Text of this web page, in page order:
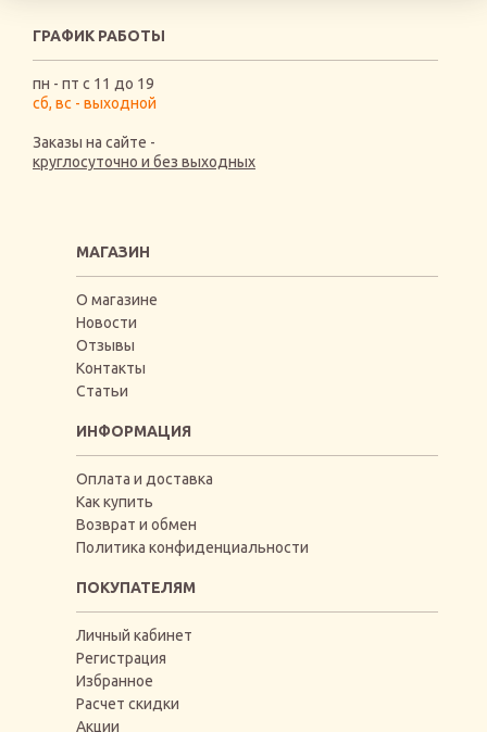
ГРАФИК РАБОТЫ
пн - пт с 11 до 19
сб, вс - выходной
Заказы на сайте -
круглосуточно и без выходных
МАГАЗИН
О магазине
Новости
Отзывы
Контакты
Статьи
ИНФОРМАЦИЯ
Оплата и доставка
Как купить
Возврат и обмен
Политика конфиденциальности
ПОКУПАТЕЛЯМ
Личный кабинет
Регистрация
Избранное
Расчет скидки
Акции